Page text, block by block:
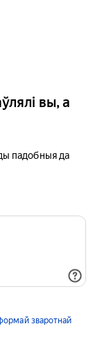
вы, а
падобныя да
зваротнай